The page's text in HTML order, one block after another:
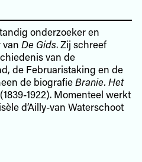
onderzoeker en
De Gids. Zij schreef
van de
de Februaristaking en de
de biografieBranie. Het
1922). Momenteel werkt
d’Ailly-van Waterschoot